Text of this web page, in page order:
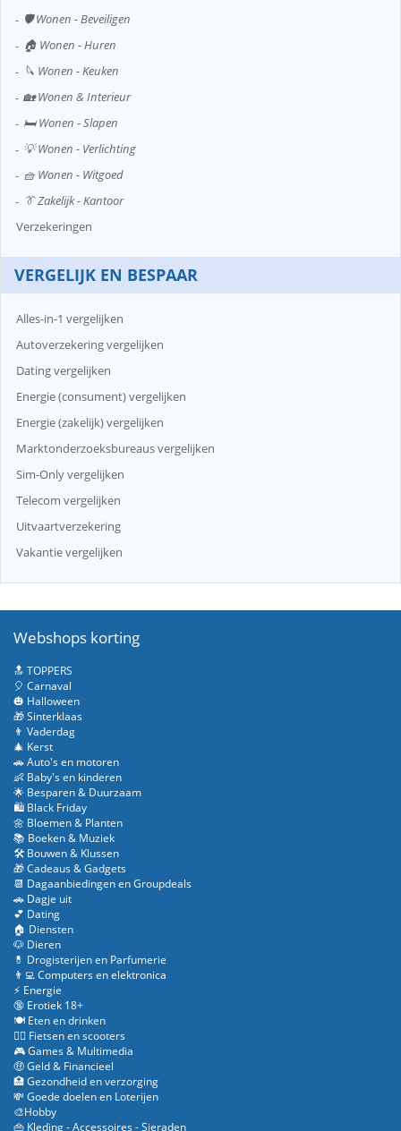
🛡️ Wonen - Beveiligen
🏠 Wonen - Huren
🔪 Wonen - Keuken
🏡 Wonen & Interieur
🛏️ Wonen - Slapen
💡 Wonen - Verlichting
🧺 Wonen - Witgoed
👔 Zakelijk - Kantoor
Verzekeringen
VERGELIJK EN BESPAAR
Alles-in-1 vergelijken
Autoverzekering vergelijken
Dating vergelijken
Energie (consument) vergelijken
Energie (zakelijk) vergelijken
Marktonderzoeksbureaus vergelijken
Sim-Only vergelijken
Telecom vergelijken
Uitvaartverzekering
Vakantie vergelijken
Webshops korting
🔝 TOPPERS
🎈 Carnaval
🎃 Halloween
🎁 Sinterklaas
👨 Vaderdag
🎄 Kerst
🚗 Auto's en motoren
👶 Baby's en kinderen
🌟 Besparen & Duurzaam
🛍️ Black Friday
🌼 Bloemen & Planten
📚 Boeken & Muziek
🛠️ Bouwen & Klussen
🎁 Cadeaus & Gadgets
📆 Dagaanbiedingen en Groupdeals
🚗 Dagje uit
💕 Dating
🏠 Diensten
🐶 Dieren
💊 Drogisterijen en Parfumerie
👨‍💻 Computers en elektronica
⚡ Energie
🔞 Erotiek 18+
🍽️ Eten en drinken
🚴‍♂️ Fietsen en scooters
🎮 Games & Multimedia
🤑 Geld & Financieel
🏥 Gezondheid en verzorging
💸 Goede doelen en Loterijen
🎨Hobby
👜 Kleding - Accessoires - Sieraden